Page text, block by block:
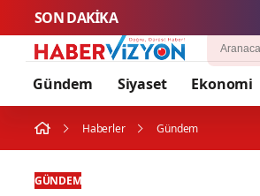
SON DAKİKA
Gündem Siyaset Ekonomi
Haberler Gündem
GÜNDEM